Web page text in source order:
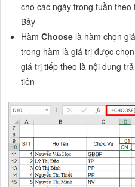
cho các ngày trong tuần
Bảy
HàmChoose là hàm chọn
trong hàm là giá trị được
giá trị tiếp theo là nội dung
tiên